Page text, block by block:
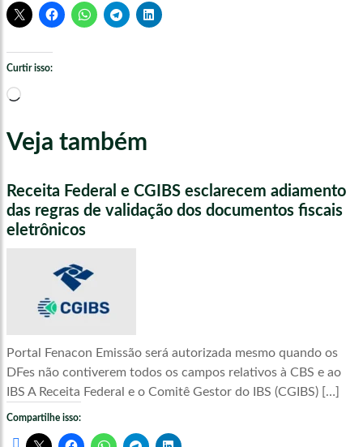
Curtir isso:
Carregando...
Veja também
Receita Federal e CGIBS esclarecem adiamento
das regras de validação dos documentos fiscais
eletrônicos
Portal Fenacon Emissão será autorizada mesmo quando os
DFes não contiverem todos os campos relativos à CBS e ao
IBS A Receita Federal e o Comitê Gestor do IBS (CGIBS) […]
Compartilhe isso: